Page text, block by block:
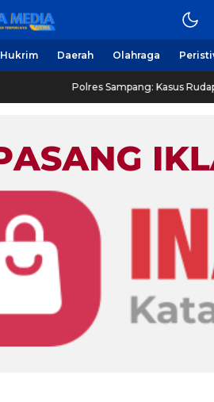
Hukrim Daerah Olahraga
Polres Sampang: Kasus Rudapaksa